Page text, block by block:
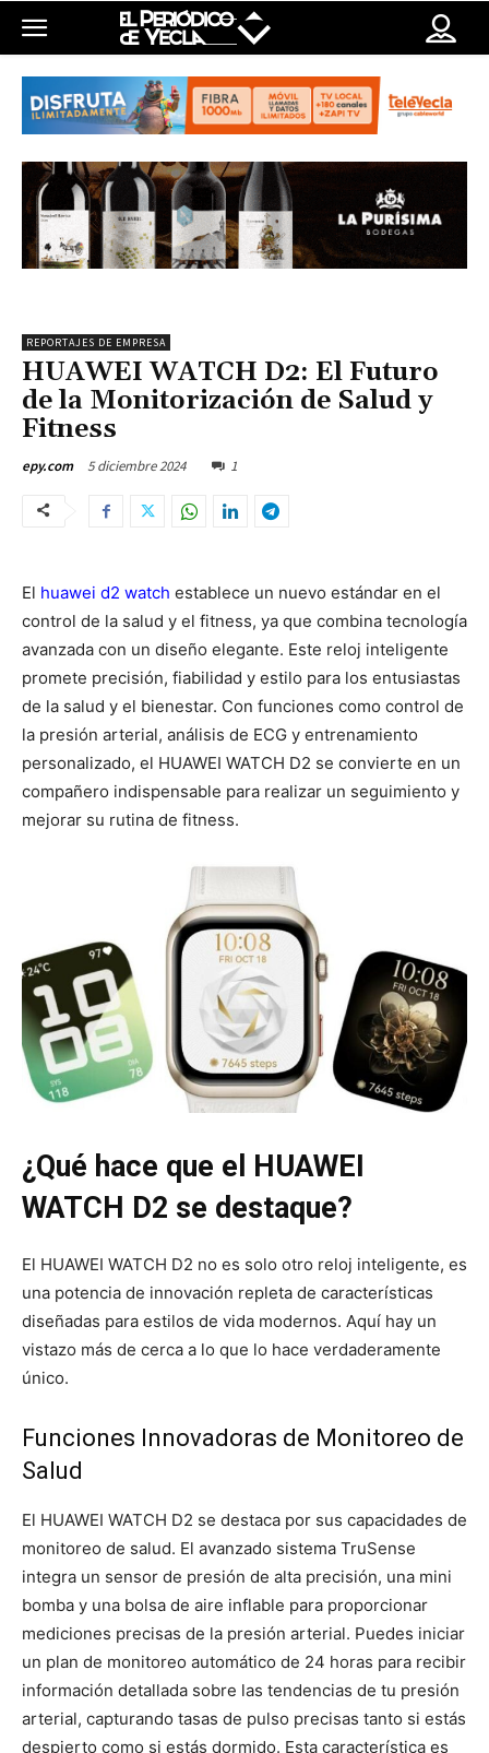
REPORTAJES DE EMPRESA
HUAWEI WATCH D2: El Futuro
de la Monitorización de Salud y
Fitness
epy.com 5 diciembre 2024 1
El huawei d2 watch establece un nuevo estándar en el
control de la salud y el fitness, ya que combina tecnología
avanzada con un diseño elegante. Este reloj inteligente
promete precisión, fiabilidad y estilo para los entusiastas
de la salud y el bienestar. Con funciones como control de
la presión arterial, análisis de ECG y entrenamiento
personalizado, el HUAWEI WATCH D2 se convierte en un
compañero indispensable para realizar un seguimiento y
mejorar su rutina de fitness.
¿Qué hace que el HUAWEI
WATCH D2 se destaque?
El HUAWEI WATCH D2 no es solo otro reloj inteligente, es
una potencia de innovación repleta de características
diseñadas para estilos de vida modernos. Aquí hay un
vistazo más de cerca a lo que lo hace verdaderamente
único.
Funciones Innovadoras de Monitoreo de
Salud
El HUAWEI WATCH D2 se destaca por sus capacidades de
monitoreo de salud. El avanzado sistema TruSense
integra un sensor de presión de alta precisión, una mini
bomba y una bolsa de aire inflable para proporcionar
mediciones precisas de la presión arterial. Puedes iniciar
un plan de monitoreo automático de 24 horas para recibir
información detallada sobre las tendencias de tu presión
arterial, capturando tasas de pulso precisas tanto si estás
despierto como si estás dormido. Esta característica es